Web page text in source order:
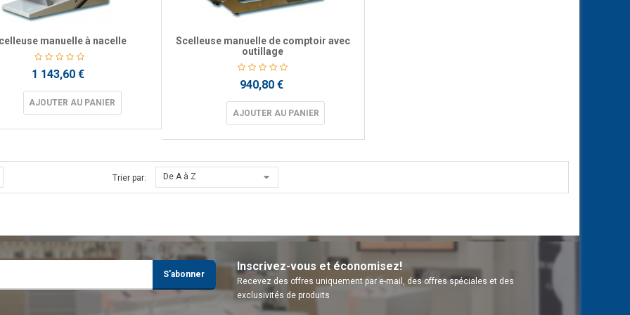
manuelle à nacelle
1 143,60 €
AJOUTER AU PANIER
Scelleuse manuelle de comptoir avec
outillage
940,80 €
AJOUTER AU PANIER
Trier par: De A à Z
S'abonner
Inscrivez-vous et économisez!
Recevez des offres uniquement par e-mail, des offres spéciales et des
exclusivités de produits